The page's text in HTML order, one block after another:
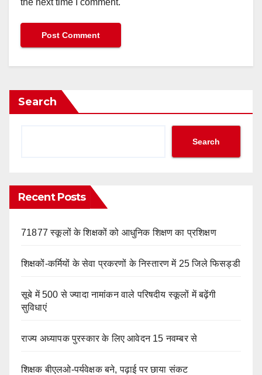
the next time I comment.
Search
Search
Recent Posts
71877 स्कूलों के शिक्षकों को आधुनिक शिक्षण का प्रशिक्षण
शिक्षकों-कर्मियों के सेवा प्रकरणों के निस्तारण में 25 जिले फिसड्डी
सूबे में 500 से ज्यादा नामांकन वाले परिषदीय स्कूलों में बढ़ेंगी
सुविधाएं
राज्य अध्यापक पुरस्कार के लिए आवेदन 15 नवम्बर से
शिक्षक बीएलओ-पर्यवेक्षक बने, पढ़ाई पर छाया संकट